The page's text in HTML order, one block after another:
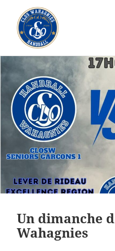
CLOS
Un dimanche
Wahagnies